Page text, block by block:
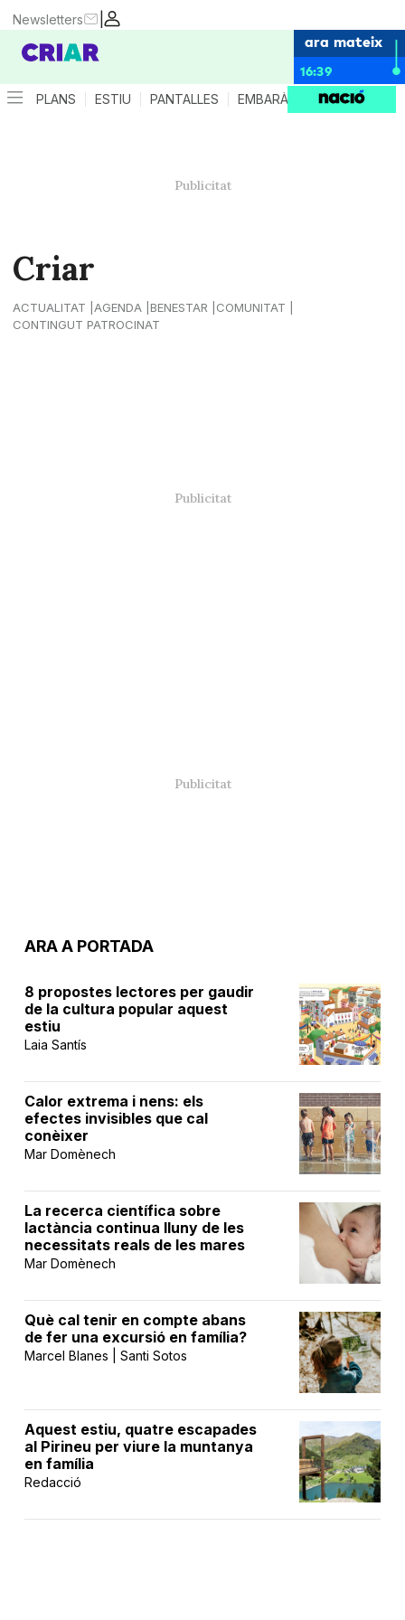
|
Newsletters
ara mateix
16:39
PLANS ESTIU PANTALLES EMBARÀS CRIANÇA
Criar
ACTUALITAT AGENDA BENESTAR
COMUNITAT
CONTINGUT PATROCINAT
ARA A PORTADA
8 propostes lectores per gaudir
de la cultura popular aquest
estiu
Laia Santís
Calor extrema i nens: els
efectes invisibles que cal
conèixer
Mar Domènech
La recerca científica sobre
lactància continua lluny de les
necessitats reals de les mares
Mar Domènech
Què cal tenir en compte abans
de fer una excursió en família?
Marcel Blanes | Santi Sotos
Aquest estiu, quatre escapades
al Pirineu per viure la muntanya
en família
Redacció